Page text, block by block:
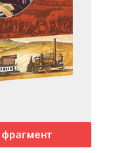
фрагмент